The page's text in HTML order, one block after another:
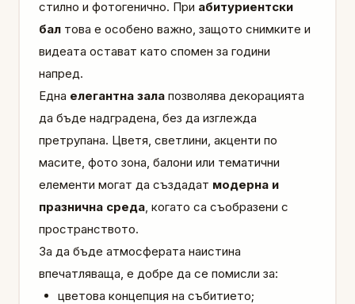
стилно и фотогенично. При абитуриентски
бал това е особено важно, защото снимките и
видеата остават като спомен за години
напред.
Една елегантна зала позволява декорацията
да бъде надградена, без да изглежда
претрупана. Цветя, светлини, акценти по
масите, фото зона, балони или тематични
елементи могат да създадат модерна и
празнична среда, когато са съобразени с
пространството.
За да бъде атмосферата наистина
впечатляваща, е добре да се помисли за:
цветова концепция на събитието;